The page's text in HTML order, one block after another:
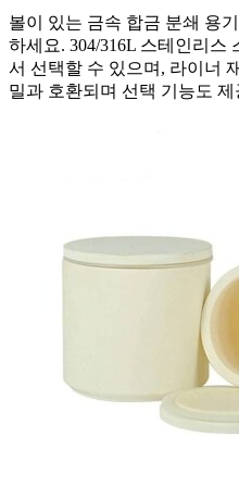
볼이 있는 금속 합금 분쇄 용
하세요. 304/316L 스테인리스
서 선택할 수 있으며, 라이너
밀과 호환되며 선택 기능도 제